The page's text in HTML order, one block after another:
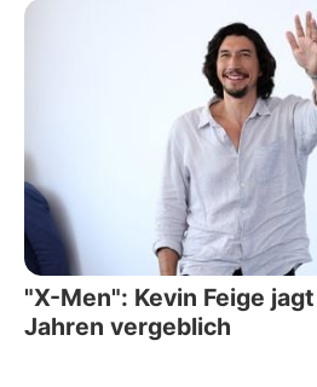
"X-Men": Kevin Feige
Jahren vergeblich